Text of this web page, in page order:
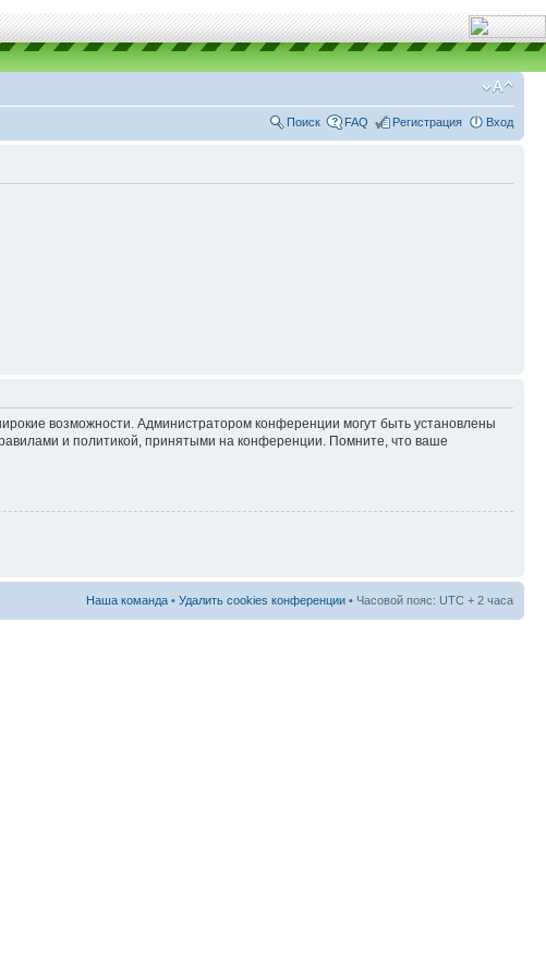
Поиск FAQ Регистрация Вход
возможности. Администратором конференции могут быть установлены
и политикой, принятыми на конференции. Помните, что ваше
Наша команда • Удалить cookies конференции • Часовой пояс: UTC + 2 часа